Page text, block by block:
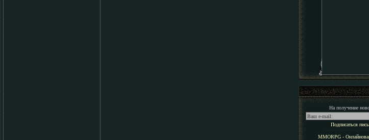
На получение
Подписаться
MMORPG -